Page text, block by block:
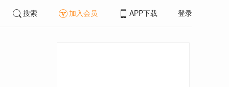
搜索 加入会员 APP下载 登录